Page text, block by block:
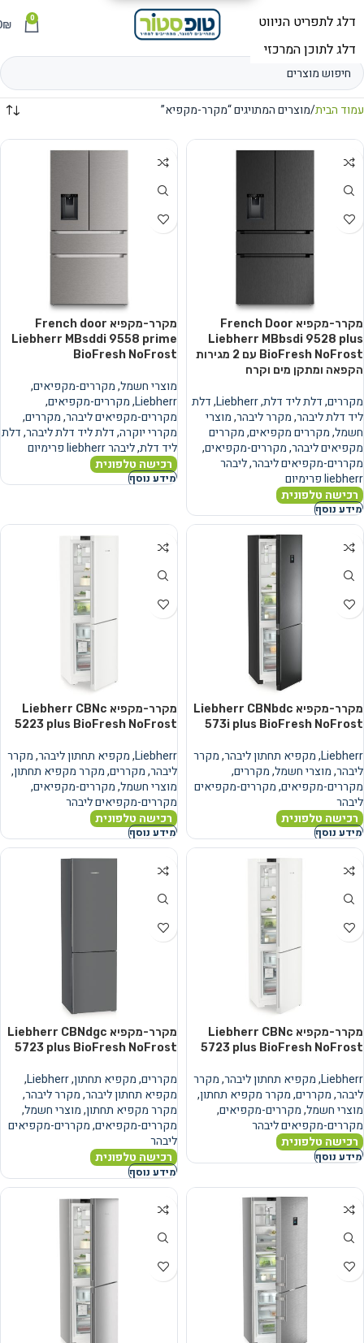
תפריט 0
₪
עמוד הבית מוצרים המתויגים “מקרר-מקפיא”
מקרר-מקפיא French Door
Liebherr MBbsdi 9528 plus
BioFresh NoFrost עם 2 מגירות
הקפאה ומתקן מים וקרח
מקררים,דלת ליד דלת,
Liebherr
,דלת
ליד דלת ליבהר,מקרר ליבהר,מוצרי
חשמל,מקררים מקפיאים,מקררים
מקפיאים ליבהר,מקררים-מקפיאים,
מקררים-מקפיאים ליבהר,ליבהר
liebherr פרימיום
רכישה טלפונית
מידע נוסף
מקרר-מקפיא French door
Liebherr MBsddi 9558 prime
BioFresh NoFrost
מוצרי חשמל,מקררים-מקפיאים,
Liebherr
,מקררים-מקפיאים,
מקררים-מקפיאים ליבהר,מקררים,
מקררי יוקרה,דלת ליד דלת ליבהר,דלת
ליד דלת,ליבהר liebherr פרימיום
רכישה טלפונית
מידע נוסף
מקרר-מקפיא Liebherr CBNbdc
573i plus BioFresh NoFrost
Liebherr
,מקפיא תחתון ליבהר,מקרר
ליבהר,מוצרי חשמל,מקררים,
מקררים-מקפיאים,מקררים-מקפיאים
ליבהר
רכישה טלפונית
מידע נוסף
מקרר-מקפיא Liebherr CBNc
5223 plus BioFresh NoFrost
Liebherr
,מקפיא תחתון ליבהר,מקרר
ליבהר,מקררים,מקרר מקפיא תחתון,
מוצרי חשמל,מקררים-מקפיאים,
מקררים-מקפיאים ליבהר
רכישה טלפונית
מידע נוסף
מקרר-מקפיא Liebherr CBNc
5723 plus BioFresh NoFrost
Liebherr
,מקפיא תחתון ליבהר,מקרר
ליבהר,מקררים,מקרר מקפיא תחתון,
מוצרי חשמל,מקררים-מקפיאים,
מקררים-מקפיאים ליבהר
רכישה טלפונית
מידע נוסף
מקרר-מקפיא Liebherr CBNdgc
5723 plus BioFresh NoFrost
מקררים,מקפיא תחתון,
Liebherr
,
מקפיא תחתון ליבהר,מקרר ליבהר,
מקרר מקפיא תחתון,מוצרי חשמל,
מקררים-מקפיאים,מקררים-מקפיאים
ליבהר
רכישה טלפונית
מידע נוסף